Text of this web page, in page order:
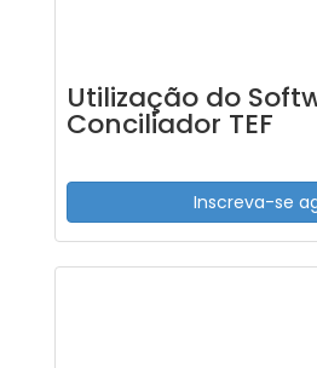
Utilização do
Conciliador TEF
Inscreva-se